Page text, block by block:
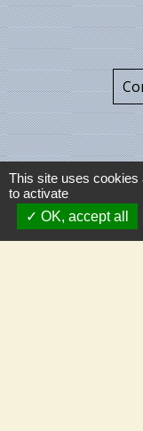
This site uses cookies
to activate
OK, accept all